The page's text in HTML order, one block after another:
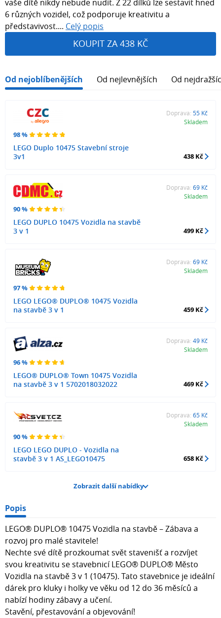
vaše dítě nikdy nebude nudit. Z 22 dílků lze sestavit hned
6 různých vozidel, což podporuje kreativitu a
představivost.... Celý popis
KOUPIT ZA 438 KČ
Od nejoblíbenějších Od nejlevnějších Od
98 %
LEGO Duplo 10475 Stavební stroje
3v1
Doprava: 55 Kč
Skladem
438 Kč
90 %
LEGO DUPLO 10475 Vozidla na stavbě
3 v 1
Doprava: 69 Kč
Skladem
499 Kč
97 %
LEGO LEGO® DUPLO® 10475 Vozidla
na stavbě 3 v 1
Doprava: 69 Kč
Skladem
459 Kč
96 %
LEGO® DUPLO® Town 10475 Vozidla
na stavbě 3 v 1 5702018032022
Doprava: 49 Kč
Skladem
469 Kč
90 %
LEGO LEGO DUPLO - Vozidla na
stavbě 3 v 1 AS_LEGO10475
Doprava: 65 Kč
Skladem
658 Kč
Zobrazit další nabídky
Popis
LEGO® DUPLO® 10475 Vozidla na stavbě – Zábava a
rozvoj pro malé stavitele!
Nechte své dítě prozkoumat svět stavenišť a rozvíjet
svou kreativitu se stavebnicí LEGO® DUPLO® Město
Vozidla na stavbě 3 v 1 (10475). Tato stavebnice je ideální
dárek pro kluky i holky ve věku od 12 do 36 měsíců a
nabízí hodiny zábavy a učení.
Stavění, přestavování a objevování!